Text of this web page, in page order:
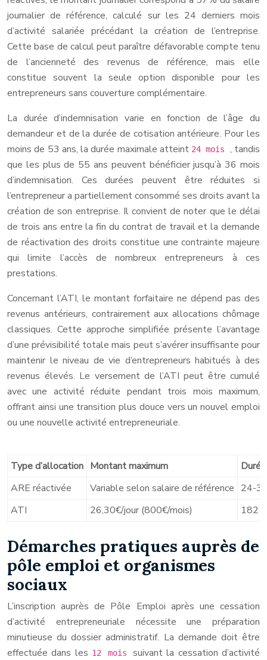
journalier de référence, calculé sur les 24 derniers mois
d’activité salariée précédant la création de l’entreprise.
Cette base de calcul peut paraître défavorable compte tenu
de l’ancienneté des revenus de référence, mais elle
constitue souvent la seule option disponible pour les
entrepreneurs sans couverture complémentaire.
La durée d’indemnisation varie en fonction de l’âge du
demandeur et de la durée de cotisation antérieure. Pour les
moins de 53 ans, la durée maximale atteint 24 mois , tandis
que les plus de 55 ans peuvent bénéficier jusqu’à 36 mois
d’indemnisation. Ces durées peuvent être réduites si
l’entrepreneur a partiellement consommé ses droits avant la
création de son entreprise. Il convient de noter que le délai
de trois ans entre la fin du contrat de travail et la demande
de réactivation des droits constitue une contrainte majeure
qui limite l’accès de nombreux entrepreneurs à ces
prestations.
Concernant l’ATI, le montant forfaitaire ne dépend pas des
revenus antérieurs, contrairement aux allocations chômage
classiques. Cette approche simplifiée présente l’avantage
d’une prévisibilité totale mais peut s’avérer insuffisante pour
maintenir le niveau de vie d’entrepreneurs habitués à des
revenus élevés. Le versement de l’ATI peut être cumulé
avec une activité réduite pendant trois mois maximum,
offrant ainsi une transition plus douce vers un nouvel emploi
ou une nouvelle activité entrepreneuriale.
Type d’allocation Montant maximum
ARE réactivée
Variable selon salaire de référence 24-
ATI
26,30€/jour (800€/mois) 182
Démarches pratiques auprès de
pôle emploi et organismes
sociaux
L’inscription auprès de Pôle Emploi après une cessation
d’activité entrepreneuriale nécessite une préparation
minutieuse du dossier administratif. La demande doit être
effectuée dans les 12 mois suivant la cessation d’activité